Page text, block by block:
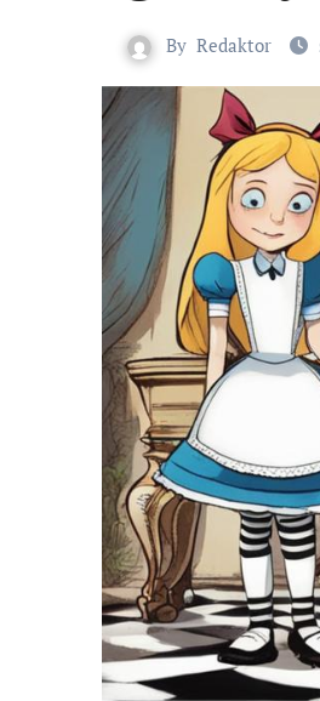
By Redaktor